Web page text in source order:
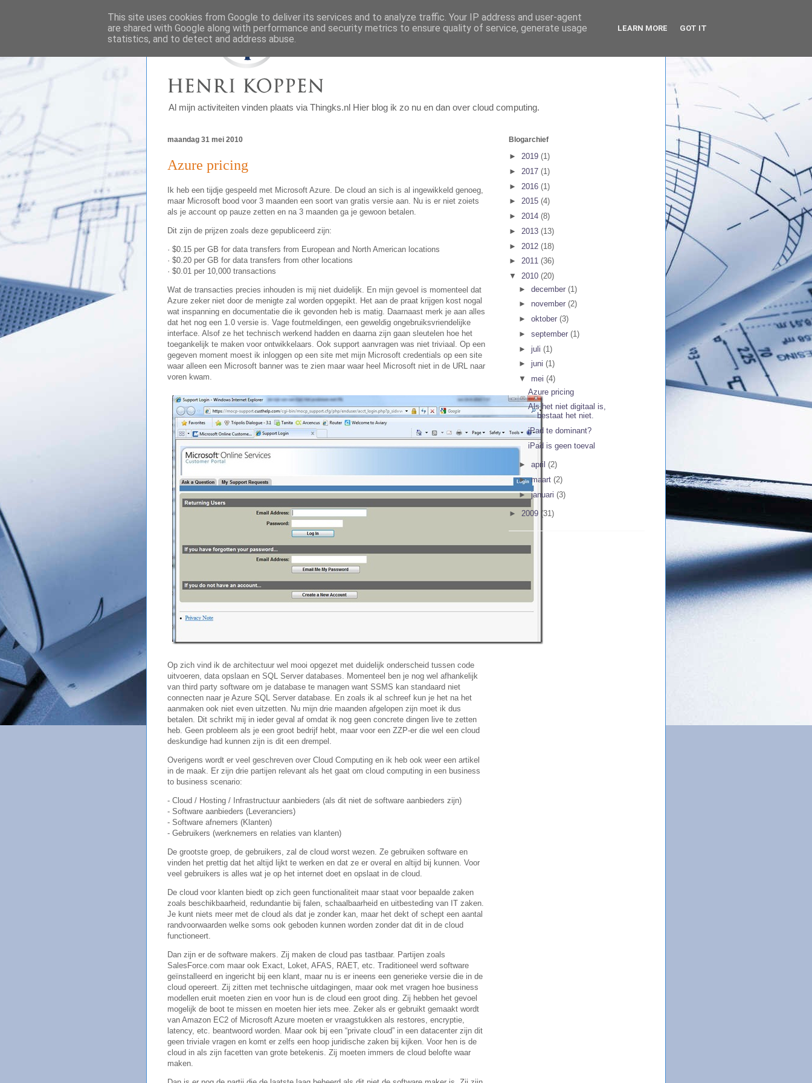
Al mijn activiteiten vinden plaats via Thingks.nl Hier blog ik zo nu en dan over cloud computing.
maandag 31 mei 2010
Azure pricing
Ik heb een tijdje gespeeld met Microsoft Azure. De cloud an sich is al ingewikkeld genoeg,
maar Microsoft bood voor 3 maanden een soort van gratis versie aan. Nu is er niet zoiets
als je account op pauze zetten en na 3 maanden ga je gewoon betalen.
Dit zijn de prijzen zoals deze gepubliceerd zijn:
· $0.15 per GB for data transfers from European and North American locations
· $0.20 per GB for data transfers from other locations
· $0.01 per 10,000 transactions
Wat de transacties precies inhouden is mij niet duidelijk. En mijn gevoel is momenteel dat
Azure zeker niet door de menigte zal worden opgepikt. Het aan de praat krijgen kost nogal
wat inspanning en documentatie die ik gevonden heb is matig. Daarnaast merk je aan alles
dat het nog een 1.0 versie is. Vage foutmeldingen, een geweldig ongebruiksvriendelijke
interface. Alsof ze het technisch werkend hadden en daarna zijn gaan sleutelen hoe het
toegankelijk te maken voor ontwikkelaars. Ook support aanvragen was niet triviaal. Op een
gegeven moment moest ik inloggen op een site met mijn Microsoft credentials op een site
waar alleen een Microsoft banner was te zien maar waar heel Microsoft niet in de URL naar
voren kwam.
Op zich vind ik de architectuur wel mooi opgezet met duidelijk onderscheid tussen code
uitvoeren, data opslaan en SQL Server databases. Momenteel ben je nog wel afhankelijk
van third party software om je database te managen want SSMS kan standaard niet
connecten naar je Azure SQL Server database. En zoals ik al schreef kun je het na het
aanmaken ook niet even uitzetten. Nu mijn drie maanden afgelopen zijn moet ik dus
betalen. Dit schrikt mij in ieder geval af omdat ik nog geen concrete dingen live te zetten
heb. Geen probleem als je een groot bedrijf hebt, maar voor een ZZP-er die wel een cloud
deskundige had kunnen zijn is dit een drempel.
Overigens wordt er veel geschreven over Cloud Computing en ik heb ook weer een artikel
in de maak. Er zijn drie partijen relevant als het gaat om cloud computing in een business
to business scenario:
- Cloud / Hosting / Infrastructuur aanbieders (als dit niet de software aanbieders zijn)
- Software aanbieders (Leveranciers)
- Software afnemers (Klanten)
- Gebruikers (werknemers en relaties van klanten)
De grootste groep, de gebruikers, zal de cloud worst wezen. Ze gebruiken software en
vinden het prettig dat het altijd lijkt te werken en dat ze er overal en altijd bij kunnen. Voor
veel gebruikers is alles wat je op het internet doet en opslaat in de cloud.
De cloud voor klanten biedt op zich geen functionaliteit maar staat voor bepaalde zaken
zoals beschikbaarheid, redundantie bij falen, schaalbaarheid en uitbesteding van IT zaken.
Je kunt niets meer met de cloud als dat je zonder kan, maar het dekt of schept een aantal
randvoorwaarden welke soms ook geboden kunnen worden zonder dat dit in de cloud
functioneert.
Dan zijn er de software makers. Zij maken de cloud pas tastbaar. Partijen zoals
SalesForce.com maar ook Exact, Loket, AFAS, RAET, etc. Traditioneel werd software
geïnstalleerd en ingericht bij een klant, maar nu is er ineens een generieke versie die in de
cloud opereert. Zij zitten met technische uitdagingen, maar ook met vragen hoe business
modellen eruit moeten zien en voor hun is de cloud een groot ding. Zij hebben het gevoel
mogelijk de boot te missen en moeten hier iets mee. Zeker als er gebruikt gemaakt wordt
van Amazon EC2 of Microsoft Azure moeten er vraagstukken als restores, encryptie,
latency, etc. beantwoord worden. Maar ook bij een “private cloud” in een datacenter zijn dit
geen triviale vragen en komt er zelfs een hoop juridische zaken bij kijken. Voor hen is de
cloud in als zijn facetten van grote betekenis. Zij moeten immers de cloud belofte waar
maken.
Blogarchief
► 2019 (1)
► 2017 (1)
► 2016 (1)
► 2015 (4)
► 2014 (8)
► 2013 (13)
► 2012 (18)
► 2011 (36)
▼ 2010 (20)
► december (1)
► november (2)
► oktober (3)
► september (1)
► juli (1)
► juni (1)
▼ mei (4)
Azure pricing
Als het niet digitaal is,
bestaat het niet.
iPad te dominant?
iPad is geen toeval
► april (2)
►maart (2)
►januari (3)
► 2009 (31)
This site uses cookies from Google to deliver its services and to analyze traffic. Your IP address and user-agent
are shared with Google along with performance and security metrics to ensure quality of service, generate usage
statistics, and to detect and address abuse.
LEARN MORE GOT IT